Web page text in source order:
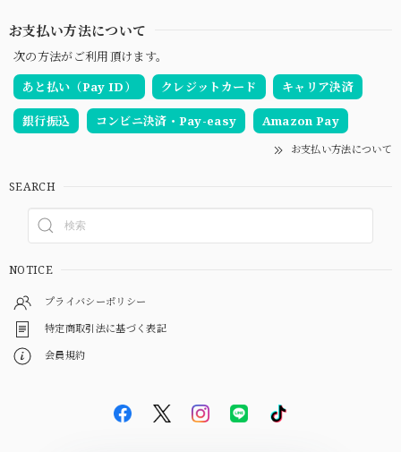
お支払い方法について
次の方法がご利用頂けます。
あと払い（Pay ID）
クレジットカード キャリア決済
銀行振込 コンビニ決済・Pay-easy Amazon Pay
お支払い方法について
SEARCH
NOTICE
プライバシーポリシー
特定商取引法に基づく表記
会員規約